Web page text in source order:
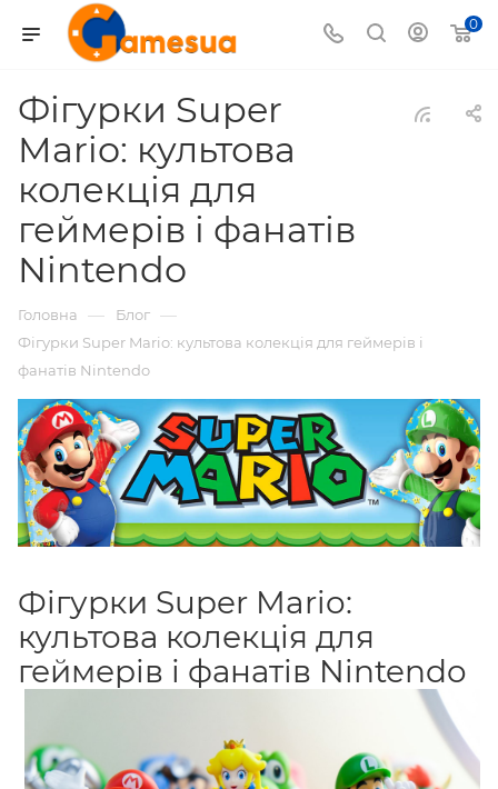
0
Фігурки Super
Mario: культова
колекція для
геймерів і фанатів
Nintendo
Головна — Блог —
Фігурки Super Mario: культова колекція для геймерів і
фанатів Nintendo
Фігурки Super Mario:
культова колекція для
геймерів і фанатів Nintendo